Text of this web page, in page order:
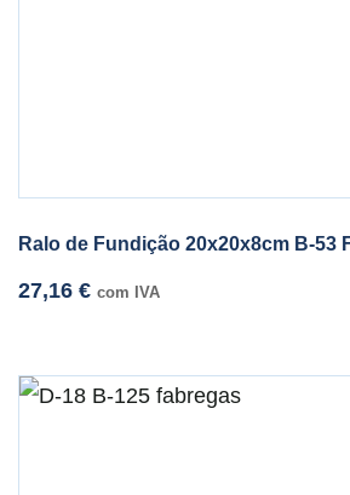
Ralo de Fundição 20x20x8cm B-53
27,16 € com IVA